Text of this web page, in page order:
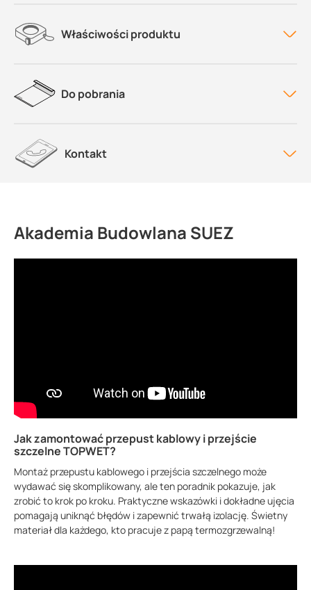
Właściwości produktu
Do pobrania
Kontakt
Akademia Budowlana SUEZ
Jak zamontować przepust kablowy i przejście
szczelne TOPWET?
Montaż przepustu kablowego i przejścia szczelnego może
wydawać się skomplikowany, ale ten poradnik pokazuje, jak
zrobić to krok po kroku. Praktyczne wskazówki i dokładne ujęcia
pomagają uniknąć błędów i zapewnić trwałą izolację. Świetny
materiał dla każdego, kto pracuje z papą termozgrzewalną!